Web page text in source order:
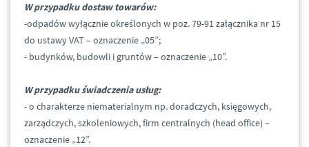
W przypadku dostaw towarów:
-odpadów wyłącznie określonych w poz. 79-91 załącznika nr 15
do ustawy VAT – oznaczenie „05”;
- budynków, budowli i gruntów – oznaczenie „10”.
W przypadku świadczenia usług:
- o charakterze niematerialnym np. doradczych, księgowych,
zarządczych, szkoleniowych, firm centralnych (head office) –
oznaczenie „12”.